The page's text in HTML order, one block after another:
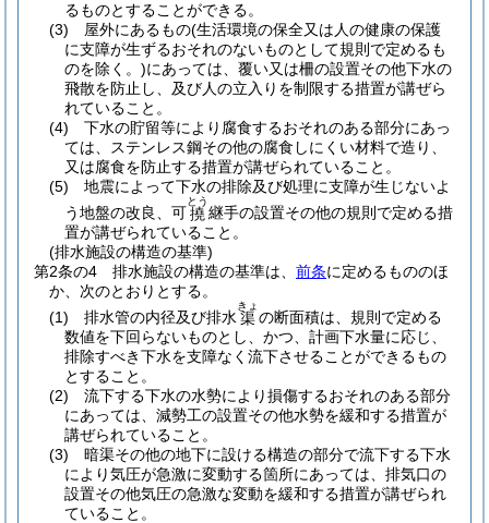
るものとすることができる。
(3)
屋外にあるもの(生活環境の保全又は人の健康の保護
に支障が生ずるおそれのないものとして規則で定めるも
のを除く。)にあっては、覆い又は柵の設置その他下水の
飛散を防止し、及び人の立入りを制限する措置が講ぜら
れていること。
(4)
下水の貯留等により腐食するおそれのある部分にあっ
ては、ステンレス鋼その他の腐食しにくい材料で造り、
又は腐食を防止する措置が講ぜられていること。
(5)
地震によって下水の排除及び処理に支障が生じないよ
う地盤の改良、可撓
とう
継手の設置その他の規則で定める措
置が講ぜられていること。
(排水施設の構造の基準)
第2条の4
排水施設の構造の基準は、 前条に定めるもののほ
か、次のとおりとする。
(1)
排水管の内径及び排水 渠
きょ
の断面積は、規則で定める
数値を下回らないものとし、かつ、計画下水量に応じ、
排除すべき下水を支障なく流下させることができるもの
とすること。
(2)
流下する下水の水勢により損傷するおそれのある部分
にあっては、減勢工の設置その他水勢を緩和する措置が
講ぜられていること。
(3)
暗渠その他の地下に設ける構造の部分で流下する下水
により気圧が急激に変動する箇所にあっては、排気口の
設置その他気圧の急激な変動を緩和する措置が講ぜられ
ていること。